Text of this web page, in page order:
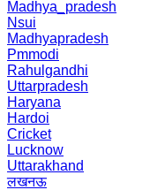
Madhya_pradesh
Nsui
Madhyapradesh
Pmmodi
Rahulgandhi
Uttarpradesh
Haryana
Hardoi
Cricket
Lucknow
Uttarakhand
लखनऊ